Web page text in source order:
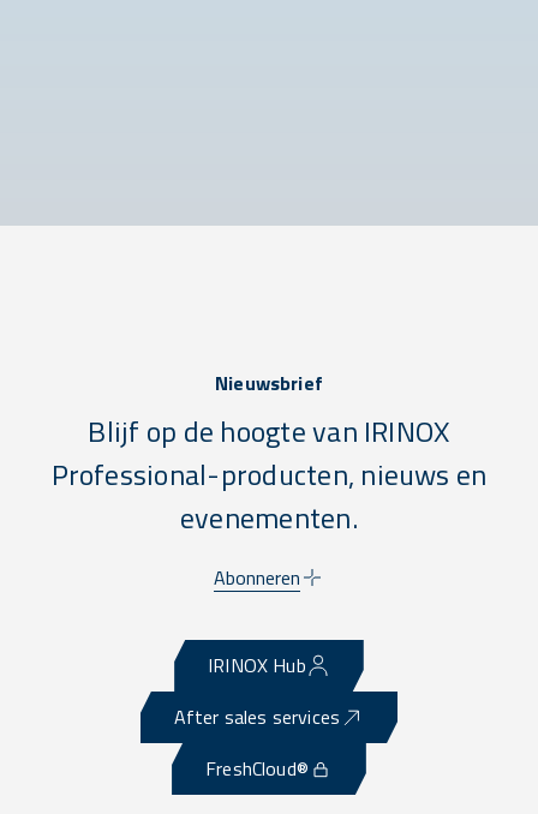
Nieuwsbrief
Blijf op de hoogte van IRINOX
Professional-producten, nieuws en
evenementen.
Abonneren
IRINOX Hub
After sales services
FreshCloud®